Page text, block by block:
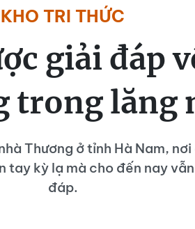
KHO TRI THỨC
giải đáp
trong lăng
Thương ở tỉnh Hà Nam,
tay kỳ lạ mà cho đến nay
đáp.